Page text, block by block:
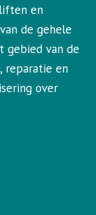
en
de gehele
gebied van de
reparatie en
over